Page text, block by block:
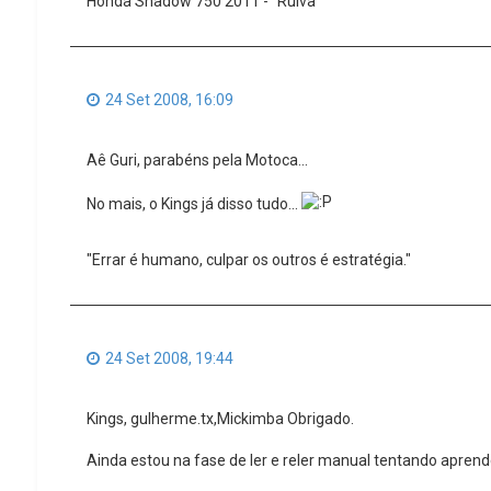
24 Set 2008, 16:09
Aê Guri, parabéns pela Motoca...
No mais, o Kings já disso tudo...
"Errar é humano, culpar os outros é estratégia."
24 Set 2008, 19:44
Kings, gulherme.tx,Mickimba Obrigado.
Ainda estou na fase de ler e reler manual tentando